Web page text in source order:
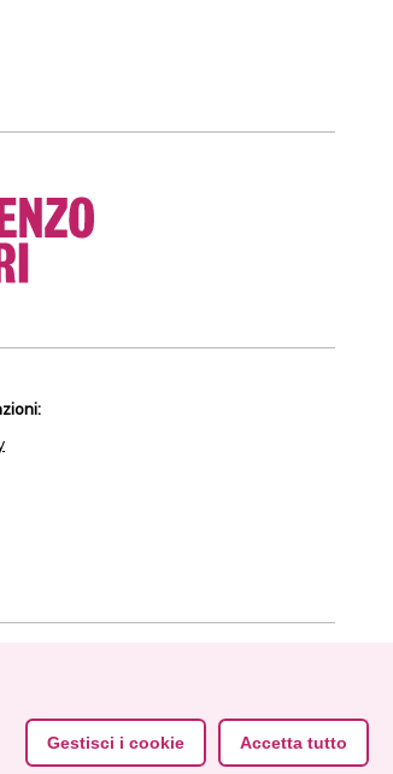
Gestisci i cookie Accetta tutto